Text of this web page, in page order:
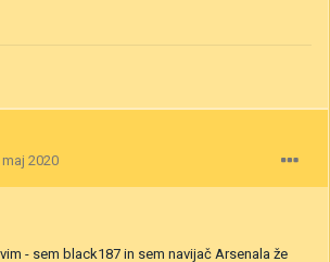
maj 2020
- sem black187 in sem navijač Arsenala že